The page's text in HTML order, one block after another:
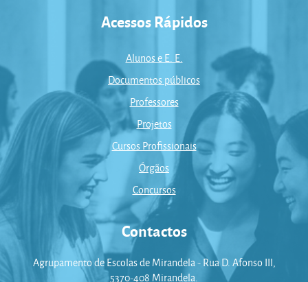
Acessos Rápidos
Alunos e E. E.
Documentos públicos
Professores
Projetos
Cursos Profissionais
Órgãos
Concursos
Contactos
Agrupamento de Escolas de Mirandela - Rua D. Afonso III,
5370-408 Mirandela.